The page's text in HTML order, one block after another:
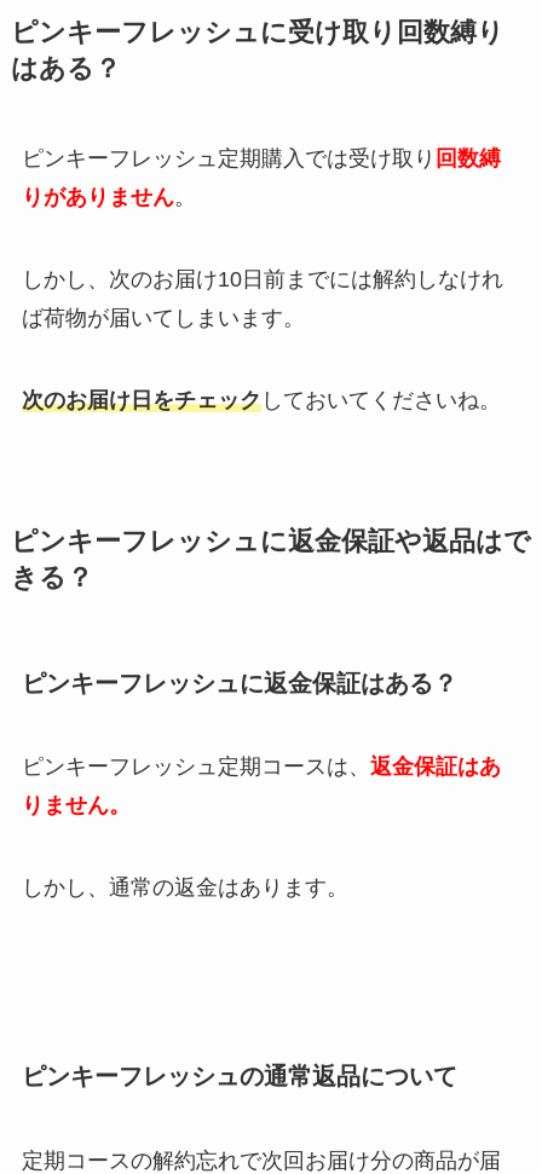
ピンキーフレッシュ に受け取り回数縛り
はある？
ピンキーフレッシュ定期購入では受け取り 回数縛
りがありません。
しかし、次のお届け10日前までには解約しなけれ
ば荷物が届いてしまいます。
次のお届け日をチェックしておいてくださいね。
ピンキーフレッシュ に返金保証や返品はで
きる？
ピンキーフレッシュに返金保証はある？
ピンキーフレッシュ定期コースは、 返金保証はあ
りません。
しかし、通常の返金はあります。
ピンキーフレッシュの通常返品について
定期コースの解約忘れで次回お届け分の商品が届